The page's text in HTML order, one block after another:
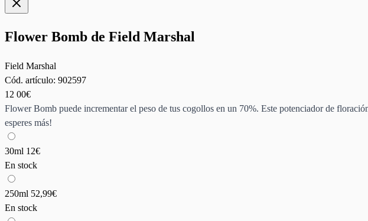
Flower Bomb de Field Marshal
Field Marshal
Cód. artículo: 902597
12 00€
Flower Bomb puede incrementar el peso de tus cogollos en un 70%. Este potenciador de
esperes más!
30ml 12€
En stock
250ml 52,99€
En stock